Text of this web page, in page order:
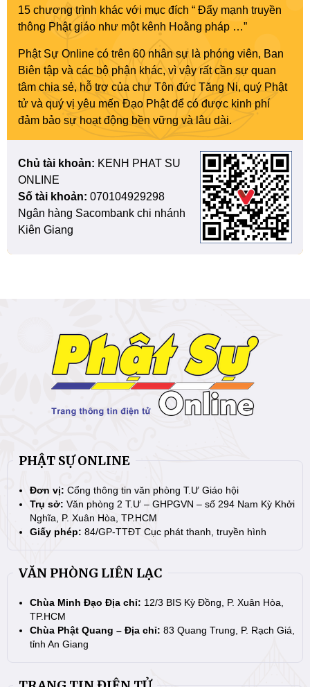
15 chương trình khác với mục đích “ Đẩy mạnh truyền
thông Phật giáo như một kênh Hoằng pháp …”
Phật Sự Online có trên 60 nhân sự là phóng viên, Ban
Biên tập và các bộ phận khác, vì vậy rất cần sự quan
tâm chia sẻ, hỗ trợ của chư Tôn đức Tăng Ni, quý Phật
tử và quý vị yêu mến Đạo Phật để có được kinh phí
đảm bảo sự hoạt động bền vững và lâu dài.
Chủ tài khoản: KENH PHAT SU
ONLINE
Số tài khoản: 070104929298
Ngân hàng Sacombank chi nhánh
Kiên Giang
PHẬT SỰ ONLINE
Đơn vị: Cổng thông tin văn phòng T.Ư Giáo hội
Trụ sở: Văn phòng 2 T.Ư – GHPGVN – số 294 Nam Kỳ Khởi
Nghĩa, P. Xuân Hòa, TP.HCM
Giấy phép: 84/GP-TTĐT Cục phát thanh, truyền hình
VĂN PHÒNG LIÊN LẠC
Chùa Minh Đạo Địa chỉ: 12/3 BIS Kỳ Đồng, P. Xuân Hòa,
TP.HCM
Chùa Phật Quang – Địa chỉ: 83 Quang Trung, P. Rạch Giá,
tỉnh An Giang